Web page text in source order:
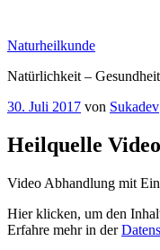
springen
Naturheilkunde
Natürlichkeit –
Veröffentlicht
30. Juli 2017 von Sukadev
Heilquelle Video
Video Abhandlung mit
„Heilquelle“
von
YouTube
Hier klicken, um den
Erfahre mehr in der